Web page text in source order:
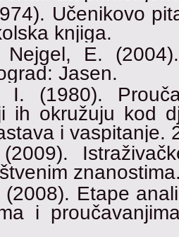
Učenikovo
knjiga.
Nejgel, E.
Jasen.
I. (1980).
ih okružuju kod
i vaspitanje.
(2008). Etape
i